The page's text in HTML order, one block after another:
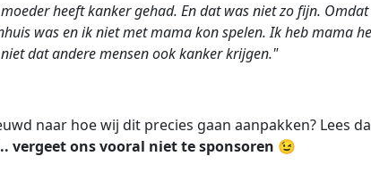
heeft kanker gehad. En dat was niet zo fijn.
was en ik niet met mama kon spelen. Ik heb mama
dat andere mensen ook kanker krijgen."
naar hoe wij dit precies gaan aanpakken? Lees
vergeet ons vooral niet te sponsoren 😉